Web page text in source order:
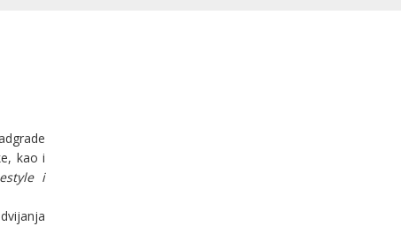
kao i
i